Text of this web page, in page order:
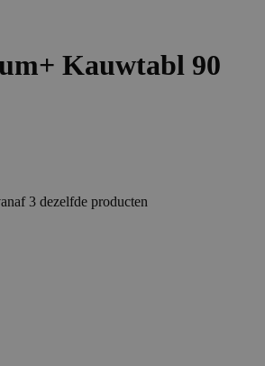
Kauwtabl 90
3 dezelfde producten